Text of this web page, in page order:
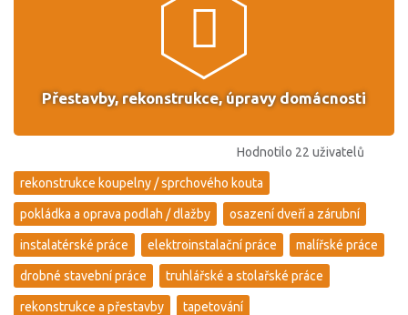
Přestavby, rekonstrukce, úpravy domácnosti
Hodnotilo 22 uživatelů
rekonstrukce koupelny / sprchového kouta
pokládka a oprava podlah / dlažby osazení dveří a zárubní
instalatérské práce elektroinstalační práce malířské práce
drobné stavební práce truhlářské a stolařské práce
rekonstrukce a přestavby tapetování